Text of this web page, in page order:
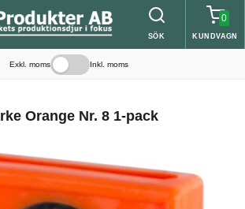
SÖK
0
KUNDVAGN
Exkl. moms Inkl. moms
Orange Nr. 8 1-pack